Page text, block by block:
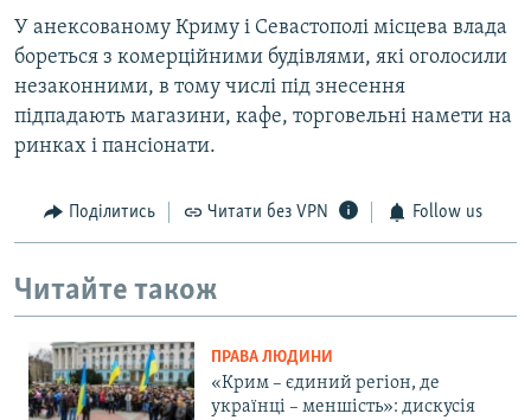
У анексованому Криму і Севастополі місцева влада
бореться з комерційними будівлями, які оголосили
незаконними, в тому числі під знесення
підпадають магазини, кафе, торговельні намети на
ринках і пансіонати.
Поділитись Читати без VPN Follow us
Читайте також
ПРАВА ЛЮДИНИ
«Крим – єдиний регіон, де
українці – меншість»: дискусія